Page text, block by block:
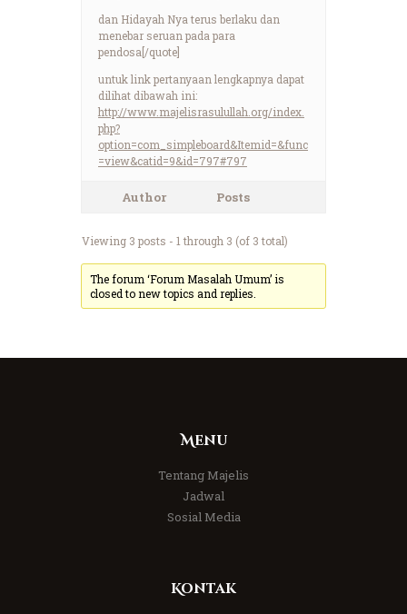
dan Hidayah Nya terus berlaku dan
menebar seruan pada para
pendosa[/quote]
untuk link pertanyaan lengkapnya dapat
dilihat dibawah ini:
http://www.majelisrasulullah.org/index.
php?
option=com_simpleboard&Itemid=&func
=view&catid=9&id=797#797
Author Posts
Viewing 3 posts - 1 through 3 (of 3 total)
The forum ‘Forum Masalah Umum’ is
closed to new topics and replies.
Menu
Tentang Majelis
Jadwal
Sosial Media
Kontak